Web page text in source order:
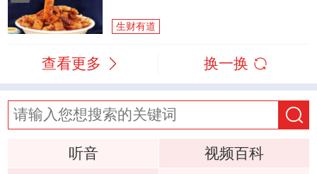
生财有道
查看更多 换一换
听音
视频百科